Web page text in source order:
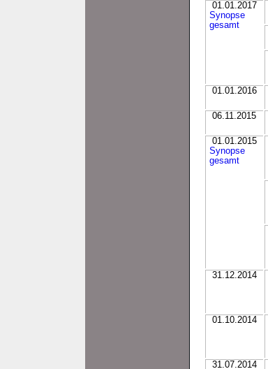
01.01.2017
Synopse
gesamt
01.01.2016
06.11.2015
01.01.2015
Synopse
gesamt
31.12.2014
01.10.2014
31.07.2014